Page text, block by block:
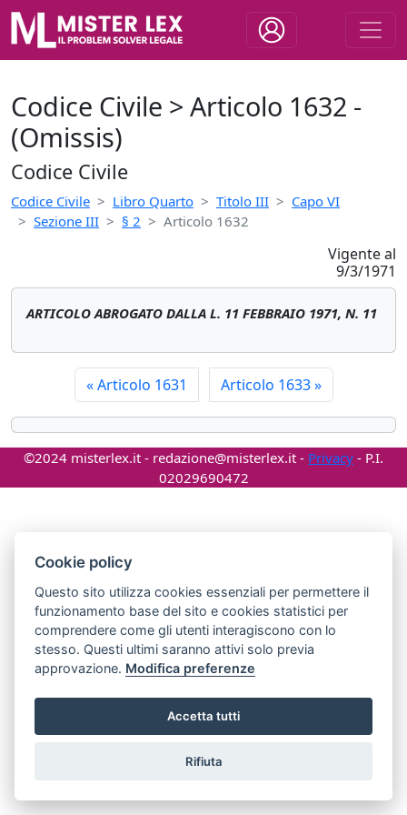
Codice Civile > Articolo 1632 -
(Omissis)
Codice Civile
Codice Civile Libro Quarto Titolo III
Capo VI
Sezione III
§ 2 Articolo 1632
Vigente al
9/3/1971
ARTICOLO ABROGATO DALLA L. 11 FEBBRAIO 1971, N. 11
«Articolo 1631 Articolo 1633»
©2024 misterlex.it - redazione@misterlex.it - Privacy - P.I.
02029690472
Cookie policy
Questo sito utilizza cookies essenziali per permettere il
funzionamento base del sito e cookies statistici per
comprendere come gli utenti interagiscono con lo
stesso. Questi ultimi saranno attivi solo previa
approvazione. Modifica preferenze
Accetta tutti
Rifiuta